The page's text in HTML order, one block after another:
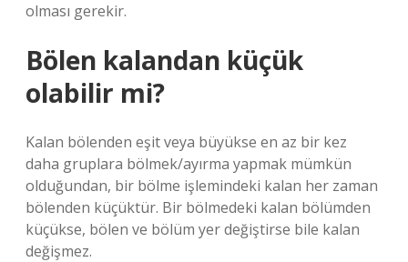
olması gerekir.
Bölen kalandan küçük
olabilir mi?
Kalan bölenden eşit veya büyükse en az bir kez
daha gruplara bölmek/ayırma yapmak mümkün
olduğundan, bir bölme işlemindeki kalan her zaman
bölenden küçüktür. Bir bölmedeki kalan bölümden
küçükse, bölen ve bölüm yer değiştirse bile kalan
değişmez.